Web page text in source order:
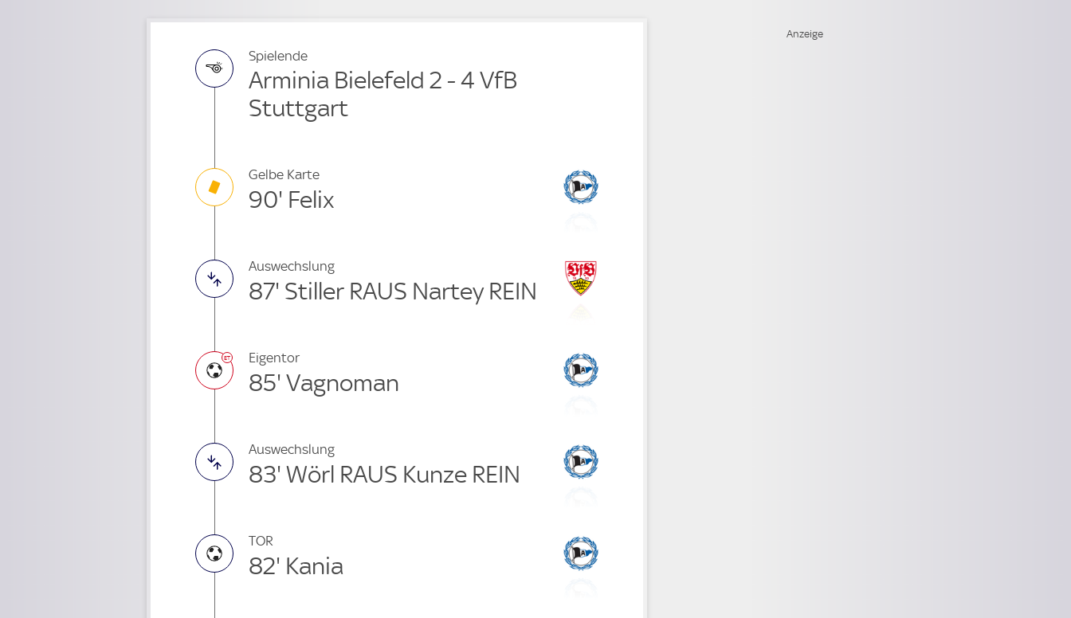
Spielende
Arminia Bielefeld 2 - 4 VfB
Stuttgart
Gelbe Karte
90' Felix
Auswechslung
87' Stiller RAUS Nartey REIN
Eigentor
85' Vagnoman
Auswechslung
83' Wörl RAUS Kunze REIN
TOR
82' Kania